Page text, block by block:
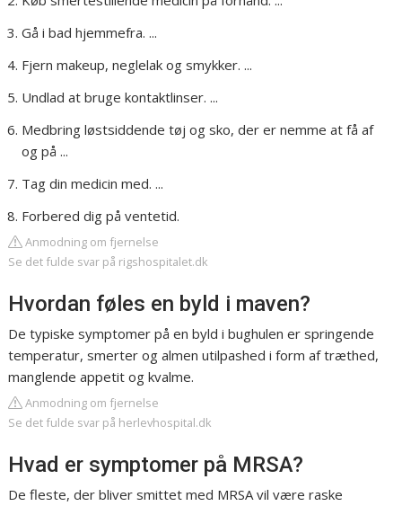
Gå i bad hjemmefra. ...
Fjern makeup, neglelak og smykker. ...
Undlad at bruge kontaktlinser. ...
Medbring løstsiddende tøj og sko, der er nemme at få af
og på ...
Tag din medicin med. ...
Forbered dig på ventetid.
Anmodning om fjernelse
Se det fulde svar på rigshospitalet.dk
Hvordan føles en byld i maven?
De typiske symptomer på en byld i bughulen er springende
temperatur, smerter og almen utilpashed i form af træthed,
manglende appetit og kvalme.
Anmodning om fjernelse
Se det fulde svar på herlevhospital.dk
Hvad er symptomer på MRSA?
De fleste, der bliver smittet med MRSA vil være raske